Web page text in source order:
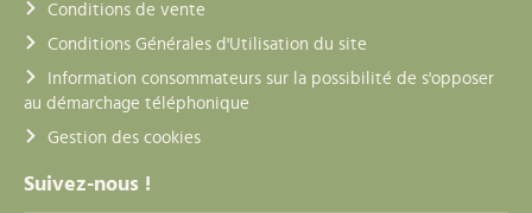
Conditions de vente
Conditions Générales d'Utilisation du site
Information consommateurs sur la possibilité de s'opposer
au démarchage téléphonique
Gestion des cookies
Suivez-nous !